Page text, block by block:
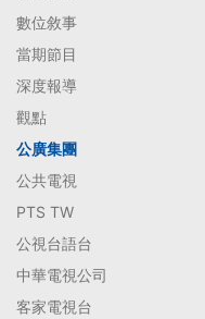
數位敘事
當期節目
深度報導
觀點
公廣集團
公共電視
PTS TW
公視台語台
中華電視公司
客家電視台